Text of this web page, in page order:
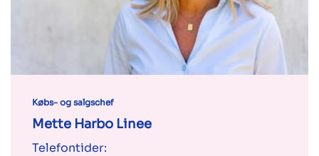
Købs- og salgschef
Mette Harbo Linee
Telefontider: